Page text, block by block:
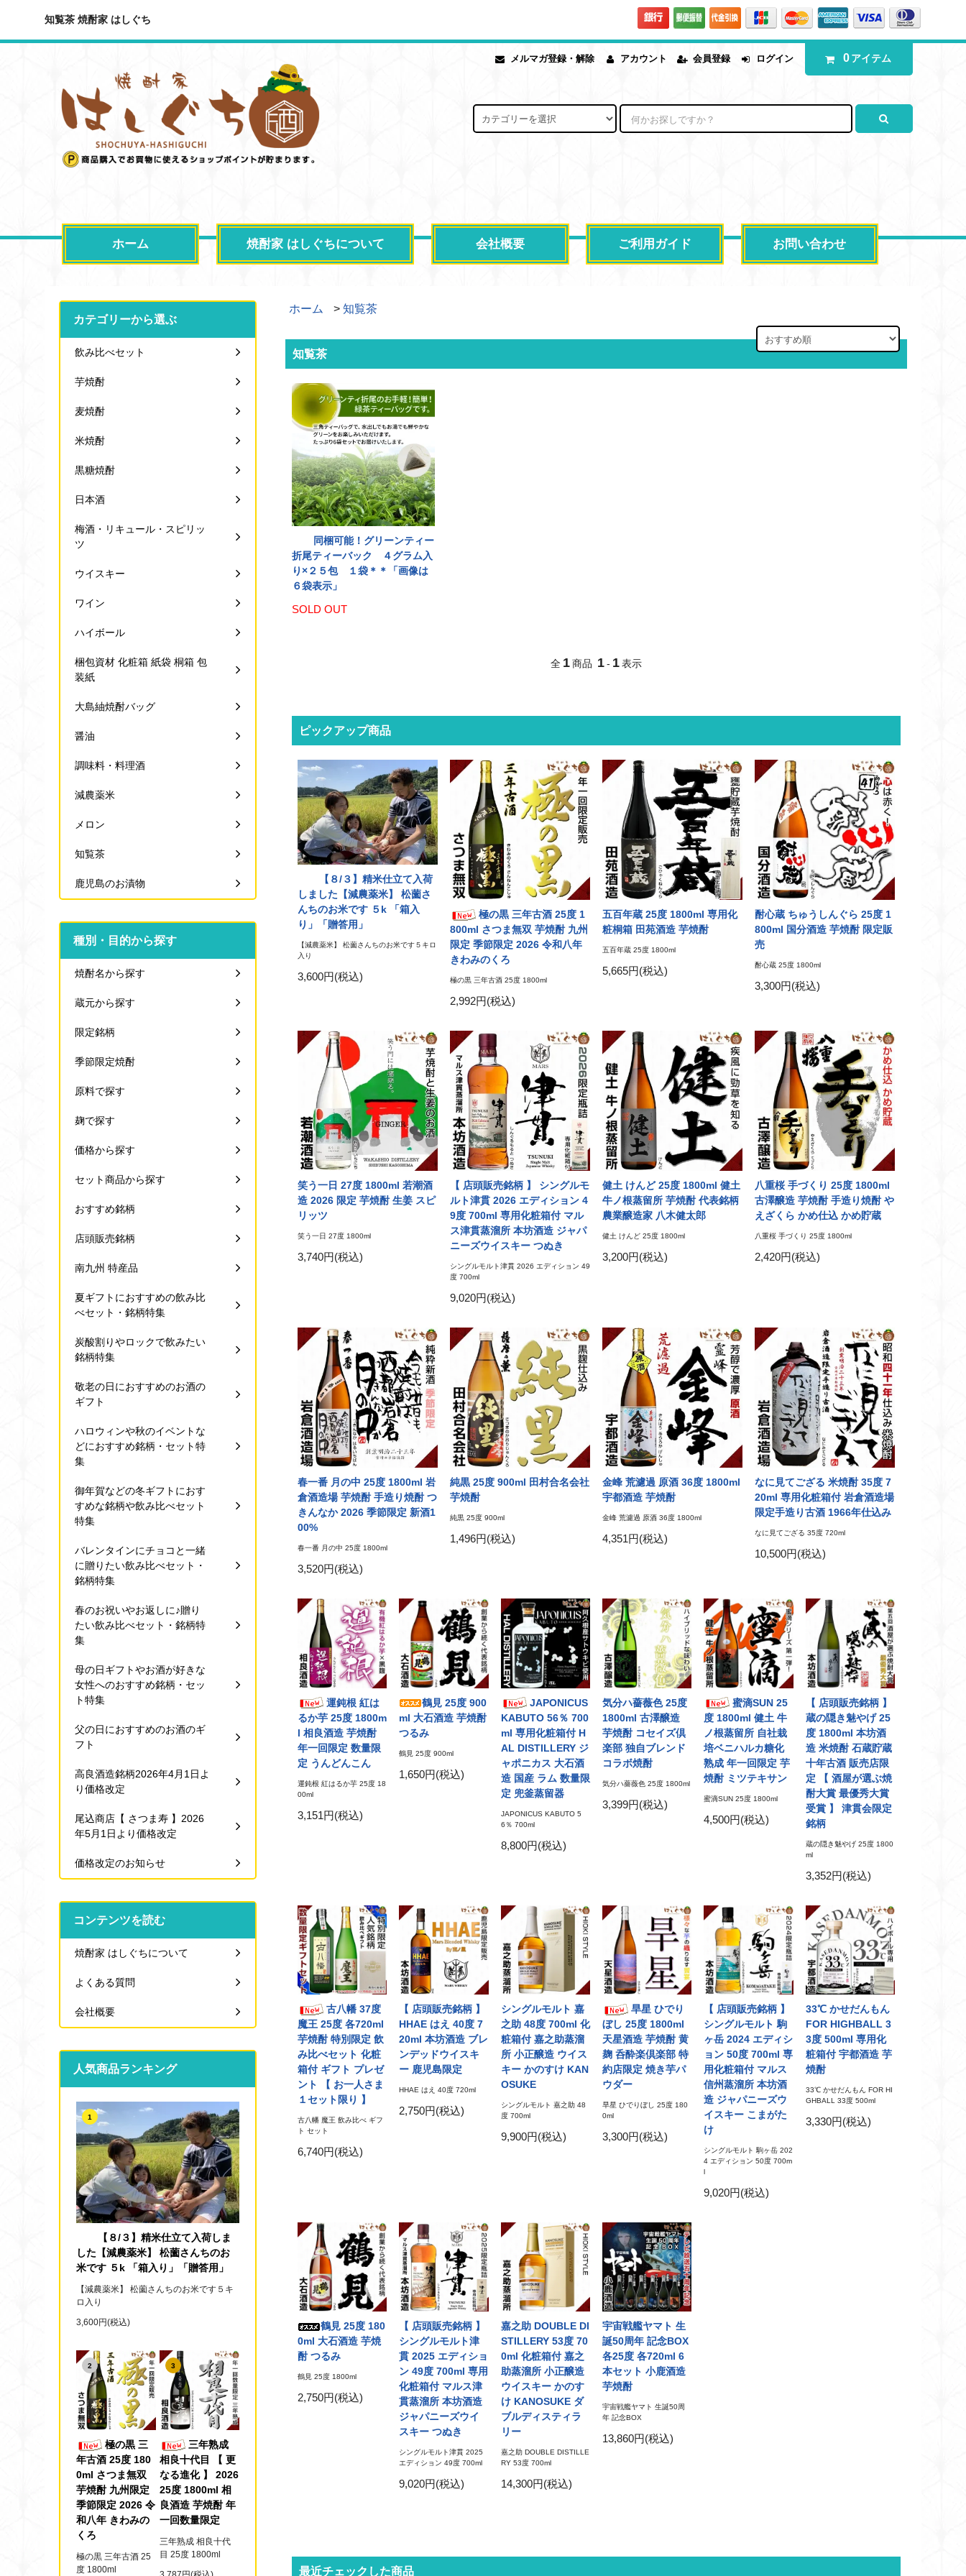
知覧茶 焼酎家 はしぐち
メルマガ登録・解除 アカウント 会員登録 ログイン 0 アイテム
ホーム 焼酎家 はしぐちについて 会社概要 ご利用ガイド お問い合わせ
ホーム > 知覧茶
知覧茶
同梱可能！グリーンティー
折尾ティーバック ４グラム入
り×２５包 １袋＊＊「画像は
６袋表示」
SOLD OUT
全 1商品 1- 1表示
ピックアップ商品
【８/３】精米仕立て入荷
しました【減農薬米】 松薗さ
んちのお米です ５k 「箱入
り」「贈答用」
【減農薬米】 松薗さんちのお米です５キロ
入り
3,600円(税込)
極の黒 三年古酒 25度 1
800ml さつま無双 芋焼酎 九州
限定 季節限定 2026 令和八年
きわみのくろ
極の黒 三年古酒 25度 1800ml
2,992円(税込)
五百年蔵 25度 1800ml 専用化
粧桐箱 田苑酒造 芋焼酎
五百年蔵 25度 1800ml
5,665円(税込)
酎心蔵 ちゅうしんぐら 25度 1
800ml 国分酒造 芋焼酎 限定販
売
酎心蔵 25度 1800ml
3,300円(税込)
笑う一日 27度 1800ml 若潮酒
造 2026 限定 芋焼酎 生姜 スピ
リッツ
笑う一日 27度 1800ml
3,740円(税込)
【 店頭販売銘柄 】 シングルモ
ルト津貫 2026 エディション 4
9度 700ml 専用化粧箱付 マル
ス津貫蒸溜所 本坊酒造 ジャパ
ニーズウイスキー つぬき
シングルモルト津貫 2026 エディション 49
度 700ml
9,020円(税込)
健土 けんど 25度 1800ml 健土
牛ノ根蒸留所 芋焼酎 代表銘柄
農業醸造家 八木健太郎
健土 けんど 25度 1800ml
3,200円(税込)
八重桜 手づくり 25度 1800ml
古澤醸造 芋焼酎 手造り焼酎 や
えざくら かめ仕込 かめ貯蔵
八重桜 手づくり 25度 1800ml
2,420円(税込)
春一番 月の中 25度 1800ml 岩
倉酒造場 芋焼酎 手造り焼酎 つ
きんなか 2026 季節限定 新酒1
00%
春一番 月の中 25度 1800ml
3,520円(税込)
純黒 25度 900ml 田村合名会社
芋焼酎
純黒 25度 900ml
1,496円(税込)
金峰 荒濾過 原酒 36度 1800ml
宇都酒造 芋焼酎
金峰 荒濾過 原酒 36度 1800ml
4,351円(税込)
なに見てござる 米焼酎 35度 7
20ml 専用化粧箱付 岩倉酒造場
限定手造り古酒 1966年仕込み
なに見てござる 35度 720ml
10,500円(税込)
運鈍根 紅は
るか芋 25度 1800m
l 相良酒造 芋焼酎
年一回限定 数量限
定 うんどんこん
運鈍根 紅はるか芋 25度 18
00ml
3,151円(税込)
鶴見 25度 900
ml 大石酒造 芋焼酎
つるみ
鶴見 25度 900ml
1,650円(税込)
JAPONICUS
KABUTO 56％ 700
ml 専用化粧箱付 H
AL DISTILLERY ジ
ャポニカス 大石酒
造 国産 ラム 数量限
定 兜釜蒸留器
JAPONICUS KABUTO 5
6％ 700ml
8,800円(税込)
気分ハ薔薇色 25度
1800ml 古澤醸造
芋焼酎 コセイズ倶
楽部 独自ブレンド
コラボ焼酎
気分ハ薔薇色 25度 1800ml
3,399円(税込)
蜜滴SUN 25
度 1800ml 健土 牛
ノ根蒸留所 自社栽
培ベニハルカ糖化
熟成 年一回限定 芋
焼酎 ミツテキサン
蜜滴SUN 25度 1800ml
4,500円(税込)
【 店頭販売銘柄 】
蔵の隠き魅やげ 25
度 1800ml 本坊酒
造 米焼酎 石蔵貯蔵
十年古酒 販売店限
定 【 酒屋が選ぶ焼
酎大賞 最優秀大賞
受賞 】 津貫会限定
銘柄
蔵の隠き魅やげ 25度 1800
ml
3,352円(税込)
古八幡 37度
魔王 25度 各720ml
芋焼酎 特別限定 飲
み比べセット 化粧
箱付 ギフト プレゼ
ント 【 お一人さま
１セット限り 】
古八幡 魔王 飲み比べ ギフ
ト セット
6,740円(税込)
【 店頭販売銘柄 】
HHAE はえ 40度 7
20ml 本坊酒造 ブレ
ンデッドウイスキ
ー 鹿児島限定
HHAE はえ 40度 720ml
2,750円(税込)
シングルモルト 嘉
之助 48度 700ml 化
粧箱付 嘉之助蒸溜
所 小正醸造 ウイス
キー かのすけ KAN
OSUKE
シングルモルト 嘉之助 48
度 700ml
9,900円(税込)
旱星 ひでり
ぼし 25度 1800ml
天星酒造 芋焼酎 黄
麹 呑酔楽倶楽部 特
約店限定 焼き芋パ
ウダー
旱星 ひでりぼし 25度 180
0ml
3,300円(税込)
【 店頭販売銘柄 】
シングルモルト 駒
ヶ岳 2024 エディシ
ョン 50度 700ml 専
用化粧箱付 マルス
信州蒸溜所 本坊酒
造 ジャパニーズウ
イスキー こまがた
け
シングルモルト 駒ヶ岳 202
4 エディション 50度 700m
l
9,020円(税込)
33℃ かせだんもん
FOR HIGHBALL 3
3度 500ml 専用化
粧箱付 宇都酒造 芋
焼酎
33℃ かせだんもん FOR HI
GHBALL 33度 500ml
3,330円(税込)
鶴見 25度 180
0ml 大石酒造 芋焼
酎 つるみ
鶴見 25度 1800ml
2,750円(税込)
【 店頭販売銘柄 】
シングルモルト津
貫 2025 エディショ
ン 49度 700ml 専用
化粧箱付 マルス津
貫蒸溜所 本坊酒造
ジャパニーズウイ
スキー つぬき
シングルモルト津貫 2025
エディション 49度 700ml
9,020円(税込)
嘉之助 DOUBLE DI
STILLERY 53度 70
0ml 化粧箱付 嘉之
助蒸溜所 小正醸造
ウイスキー かのす
け KANOSUKE ダ
ブルディスティラ
リー
嘉之助 DOUBLE DISTILLE
RY 53度 700ml
14,300円(税込)
宇宙戦艦ヤマト 生
誕50周年 記念BOX
各25度 各720ml 6
本セット 小鹿酒造
芋焼酎
宇宙戦艦ヤマト 生誕50周
年 記念BOX
13,860円(税込)
最近チェックした商品
カテゴリーから選ぶ
飲み比べセット
芋焼酎
麦焼酎
米焼酎
黒糖焼酎
日本酒
梅酒・リキュール・スピリッ
ツ
ウイスキー
ワイン
ハイボール
梱包資材 化粧箱 紙袋 桐箱 包
装紙
大島紬焼酎バッグ
醤油
調味料・料理酒
減農薬米
メロン
知覧茶
鹿児島のお漬物
種別・目的から探す
焼酎名から探す
蔵元から探す
限定銘柄
季節限定焼酎
原料で探す
麹で探す
価格から探す
セット商品から探す
おすすめ銘柄
店頭販売銘柄
南九州 特産品
夏ギフトにおすすめの飲み比
べセット・銘柄特集
炭酸割りやロックで飲みたい
銘柄特集
敬老の日におすすめのお酒の
ギフト
ハロウィンや秋のイベントな
どにおすすめ銘柄・セット特
集
御年賀などの冬ギフトにおす
すめな銘柄や飲み比べセット
特集
バレンタインにチョコと一緒
に贈りたい飲み比べセット・
銘柄特集
春のお祝いやお返しに♪贈り
たい飲み比べセット・銘柄特
集
母の日ギフトやお酒が好きな
女性へのおすすめ銘柄・セッ
ト特集
父の日におすすめのお酒のギ
フト
高良酒造銘柄2026年4月1日よ
り価格改定
尾込商店【 さつま寿 】2026
年5月1日より価格改定
価格改定のお知らせ
コンテンツを読む
焼酎家 はしぐちについて
よくある質問
会社概要
人気商品ランキング
1
【８/３】精米仕立て入荷しま
した【減農薬米】 松薗さんちのお
米です ５k 「箱入り」「贈答用」
【減農薬米】 松薗さんちのお米です５キ
ロ入り
3,600円(税込)
2
極の黒 三
年古酒 25度 180
0ml さつま無双
芋焼酎 九州限定
季節限定 2026 令
和八年 きわみの
くろ
極の黒 三年古酒 25
度 1800ml
3
三年熟成
相良十代目 【 更
なる進化 】 2026
25度 1800ml 相
良酒造 芋焼酎 年
一回数量限定
三年熟成 相良十代
目 25度 1800ml